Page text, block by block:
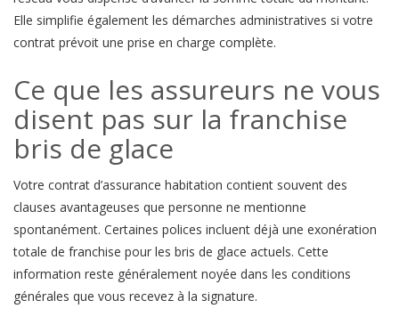
Elle simplifie également les démarches administratives si votre
contrat prévoit une prise en charge complète.
Ce que les assureurs ne vous
disent pas sur la franchise
bris de glace
Votre contrat d’assurance habitation contient souvent des
clauses avantageuses que personne ne mentionne
spontanément. Certaines polices incluent déjà une exonération
totale de franchise pour les bris de glace actuels. Cette
information reste généralement noyée dans les conditions
générales que vous recevez à la signature.